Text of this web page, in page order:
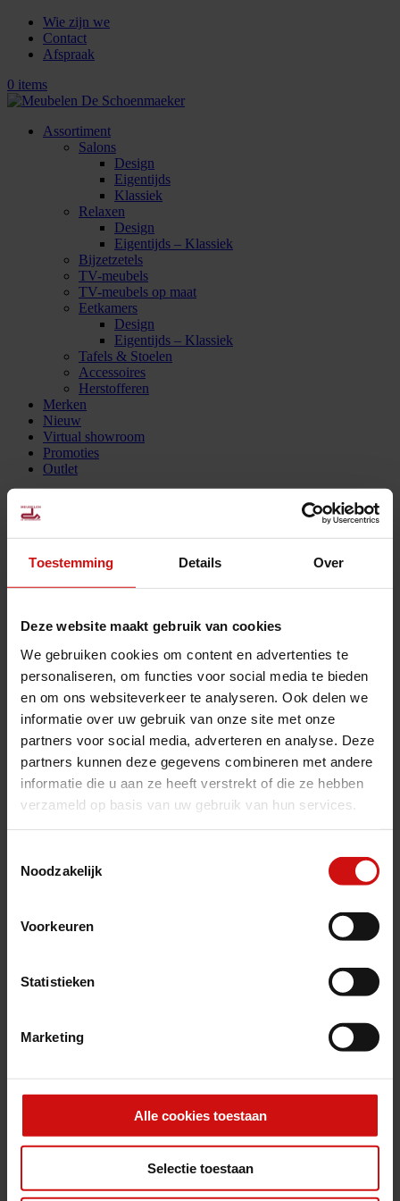
Toestemming Details Over
Deze website maakt gebruik van cookies
We gebruiken cookies om content en advertenties te
personaliseren, om functies voor social media te bieden
en om ons websiteverkeer te analyseren. Ook delen we
informatie over uw gebruik van onze site met onze
partners voor social media, adverteren en analyse. Deze
partners kunnen deze gegevens combineren met andere
informatie die u aan ze heeft verstrekt of die ze hebben
verzameld op basis van uw gebruik van hun services.
Noodzakelijk
Voorkeuren
Statistieken
Marketing
Alle cookies toestaan
Selectie toestaan
Wie zijn we
Contact
Afspraak
0 items
Assortiment
Salons
Design
Eigentijds
Klassiek
Relaxen
Design
Eigentijds – Klassiek
Bijzetzetels
TV-meubels
TV-meubels op maat
Eetkamers
Design
Eigentijds – Klassiek
Tafels & Stoelen
Accessoires
Herstofferen
Merken
Nieuw
Virtual showroom
Promoties
Outlet
Selecteer een pagina
Ardeno
Merken
Virtual showroom
Promoties
Outlet
Meubelen De Schoenmaeker - BE 0400.835.573 © 2025.